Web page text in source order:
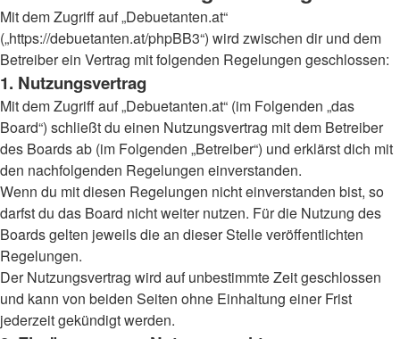
Mit dem Zugriff auf „Debuetanten.at“
(„https://debuetanten.at/phpBB3“) wird zwischen dir und dem
Betreiber ein Vertrag mit folgenden Regelungen geschlossen:
1. Nutzungsvertrag
Mit dem Zugriff auf „Debuetanten.at“ (im Folgenden „das
Board“) schließt du einen Nutzungsvertrag mit dem Betreiber
des Boards ab (im Folgenden „Betreiber“) und erklärst dich mit
den nachfolgenden Regelungen einverstanden.
Wenn du mit diesen Regelungen nicht einverstanden bist, so
darfst du das Board nicht weiter nutzen. Für die Nutzung des
Boards gelten jeweils die an dieser Stelle veröffentlichten
Regelungen.
Der Nutzungsvertrag wird auf unbestimmte Zeit geschlossen
und kann von beiden Seiten ohne Einhaltung einer Frist
jederzeit gekündigt werden.